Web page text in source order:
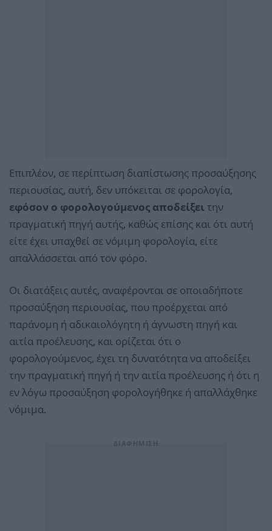
Επιπλέον, σε περίπτωση διαπίστωσης προσαύξησης
περιουσίας, αυτή, δεν υπόκειται σε φορολογία,
εφόσον ο φορολογούμενος αποδείξειτην
πραγματική πηγή αυτής, καθώς επίσης και ότι αυτή
είτε έχει υπαχθεί σε νόμιμη φορολογία, είτε
απαλλάσσεται από τον φόρο.
Οι διατάξεις αυτές, αναφέρονται σε οποιαδήποτε
προσαύξηση περιουσίας, που προέρχεται από
παράνομη ή αδικαιολόγητη ή άγνωστη πηγή και
αιτία προέλευσης, και ορίζεται ότι ο
φορολογούμενος, έχει τη δυνατότητα να αποδείξει
την πραγματική πηγή ή την αιτία προέλευσης ή ότι η
εν λόγω προσαύξηση φορολογήθηκε ή απαλλάχθηκε
νόμιμα.